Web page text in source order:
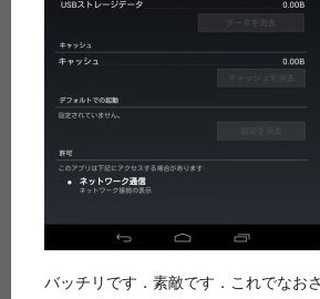
バッチリです．素敵です．これでなお